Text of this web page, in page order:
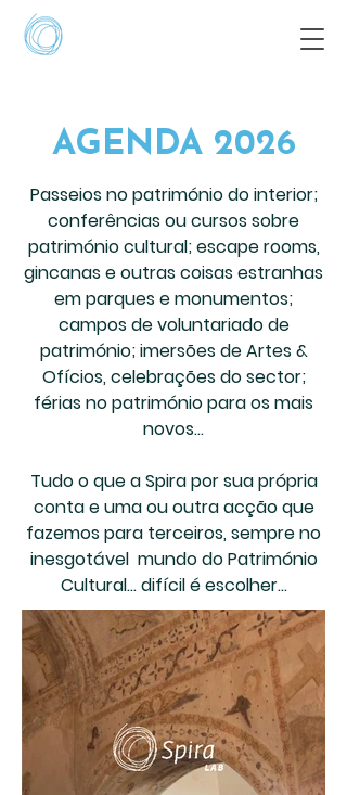
AGENDA 2026
Passeios no património do interior;
conferências ou cursos sobre
património cultural; escape rooms,
gincanas e outras coisas estranhas
em parques e monumentos;
campos de voluntariado de
património; imersões de Artes &
Ofícios, celebrações do sector;
férias no património para os mais
novos…
Tudo o que a Spira por sua própria
conta e uma ou outra acção que
fazemos para terceiros, sempre no
inesgotável mundo do Património
Cultural… difícil é escolher…